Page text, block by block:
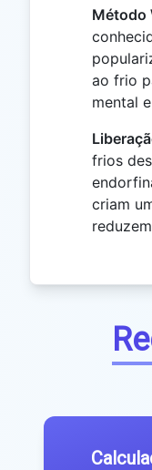
Método
ao frio
mental
frios
criam